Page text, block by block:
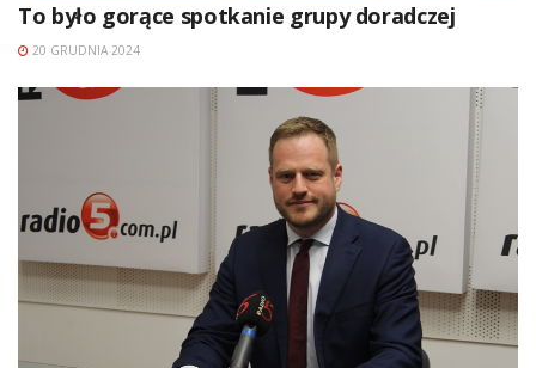
To było gorące spotkanie grupy doradczej
20 GRUDNIA 2024